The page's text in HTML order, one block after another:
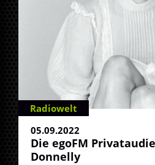
Radiowelt
05.09.2022
Die egoFM
Donnelly